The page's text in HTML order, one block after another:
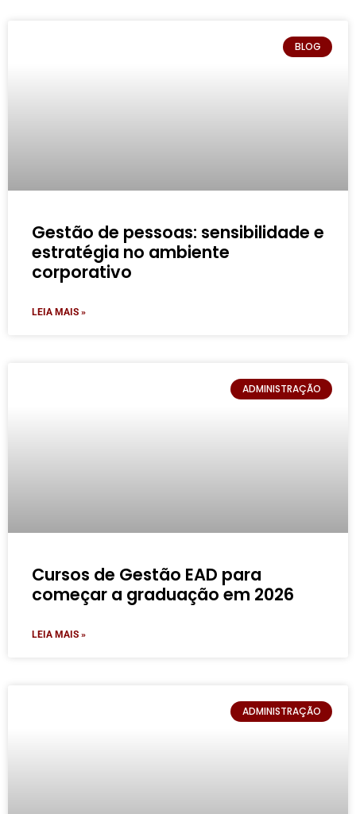
BLOG
Gestão de pessoas: sensibilidade e
estratégia no ambiente
corporativo
LEIA MAIS »
ADMINISTRAÇÃO
Cursos de Gestão EAD para
começar a graduação em 2026
LEIA MAIS »
ADMINISTRAÇÃO